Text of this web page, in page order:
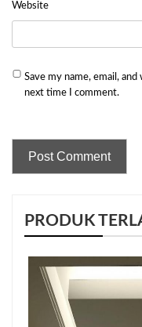
Website
Save my name, email,
next time I comment.
PRODUK